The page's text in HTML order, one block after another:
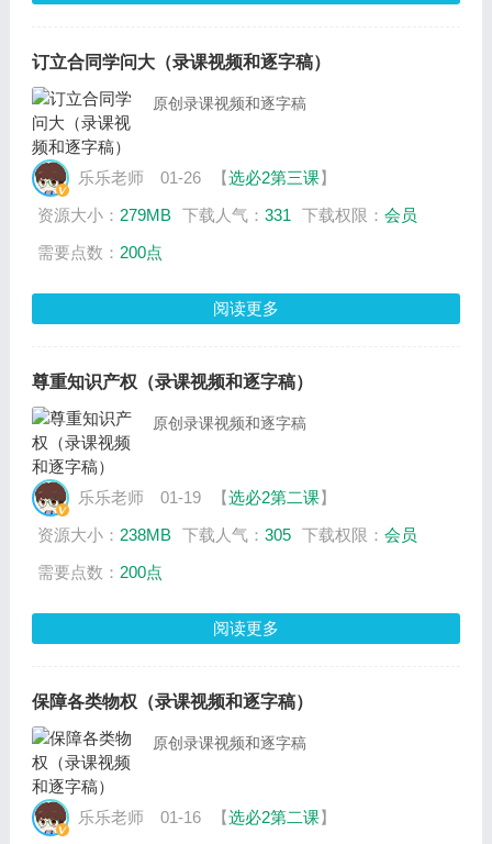
订立合同学问大（录课视频和逐字稿）
原创录课视频和逐字稿
乐乐老师 01-26 【选必2第三课】
资源大小： 279MB 下载人气： 331 下载权限： 会员
需要点数： 200点
阅读更多
尊重知识产权（录课视频和逐字稿）
原创录课视频和逐字稿
乐乐老师 01-19 【选必2第二课】
资源大小： 238MB 下载人气： 305 下载权限： 会员
需要点数： 200点
阅读更多
保障各类物权（录课视频和逐字稿）
原创录课视频和逐字稿
乐乐老师 01-16 【选必2第二课】